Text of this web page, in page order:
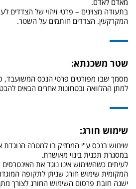
מאדם לאדם.
בתעודה מצוינים – פרטי זיהוי של הצדדים
המקרקעין. הצדדים חותמים על השטר.
שטר משכנתא:
מסמך שבו מפורטים פרטי הנכס המשועבד,
למתן ההלוואה ובטחונות אחרים הבאים
שימוש חורג:
שימוש בנכס ע"י המחזיק בו למטרה הנוגדת
במסגרת תכנית בינוי מאושרת.
לעיתים כשהשימוש אינו נוגד את
המקומית שימוש חורג שניתן לתקופה
ישנה חובת פרסום השימוש החורג לצורך מתן